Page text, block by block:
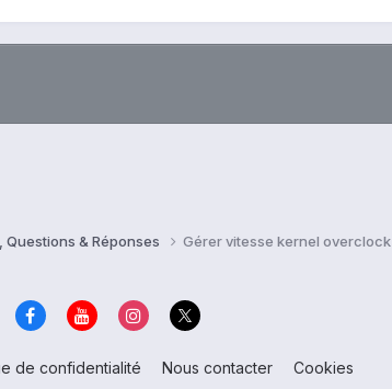
Questions & Réponses Gérer vitesse kernel overclock
de confidentialité Nous contacter Cookies